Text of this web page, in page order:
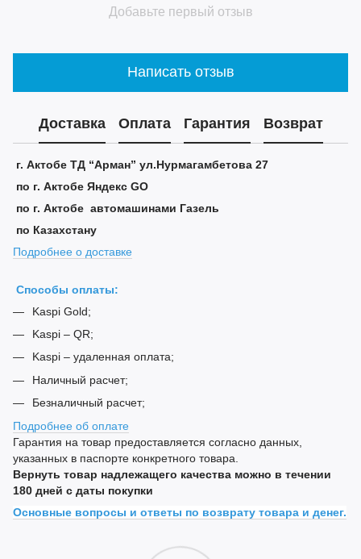
Добавьте первый отзыв
Написать отзыв
Доставка Оплата Гарантия Возврат
г. Актобе ТД “Арман” ул.Нурмагамбетова 27
по г. Актобе Яндекс GO
по г. Актобе автомашинами Газель
по Казахстану
Подробнее о доставке
Способы оплаты:
Kaspi Gold;
Kaspi – QR;
Kaspi – удаленная оплата;
Наличный расчет;
Безналичный расчет;
Подробнее об оплате
Гарантия на товар предоставляется согласно данных,
указанных в паспорте конкретного товара.
Вернуть товар надлежащего качества можно в течении
180 дней с даты покупки
Основные вопросы и ответы по возврату товара и денег.